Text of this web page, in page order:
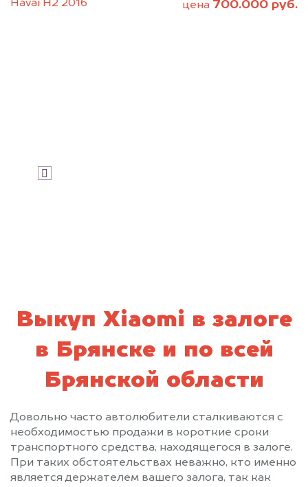
Havai H2 2016
цена 700.000 руб.
автомобиля.
Выкуп Xiaomi в залоге
в Брянске и по всей
Брянской области
Довольно часто автолюбители сталкиваются с
необходимостью продажи в короткие сроки
транспортного средства, находящегося в залоге.
При таких обстоятельствах неважно, кто именно
является держателем вашего залога, так как